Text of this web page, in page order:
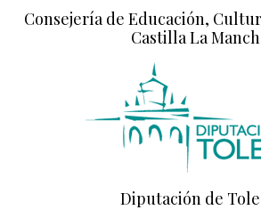
Consejería de Educación,
Castilla La
Diputación de